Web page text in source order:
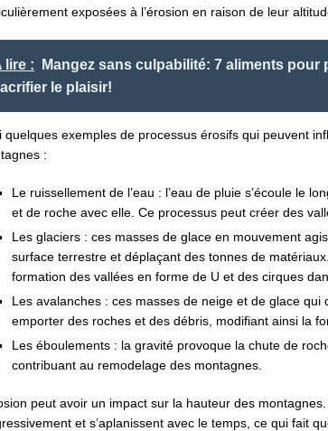
exposées à l’érosion en raison de leur
lire :
Mangez sans culpabilité: 7 aliments pour
le plaisir!
quelques exemples de processus érosifs qui peuvent
:
Le ruissellement de l’eau : l’eau de pluie s’écoule le
et de roche avec elle. Ce processus peut créer des
Les glaciers : ces masses de glace en mouvement
surface terrestre et déplaçant des tonnes de
formation des vallées en forme de U et des cirques
Les avalanches : ces masses de neige et de glace
emporter des roches et des débris, modifiant ainsi la
Les éboulements : la gravité provoque la chute de
contribuant au remodelage des montagnes.
peut avoir un impact sur la hauteur des
et s’aplanissent avec le temps, ce qui fait